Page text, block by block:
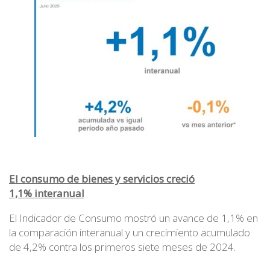
El consumo de bienes y servicios creció
1,1% interanual
El Indicador de Consumo mostró un avance de 1,1% en
la comparación interanual y un crecimiento acumulado
de 4,2% contra los primeros siete meses de 2024.